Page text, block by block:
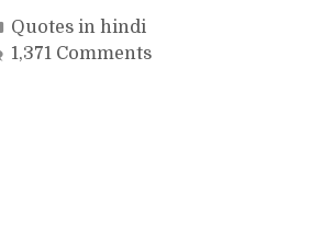
Categories
Quotes in hindi
1,371 Comments